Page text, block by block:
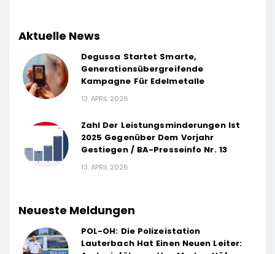
Aktuelle News
Degussa Startet Smarte,
Generationsübergreifende
Kampagne Für Edelmetalle
13. APRIL 2026
Zahl Der Leistungsminderungen Ist
2025 Gegenüber Dem Vorjahr
Gestiegen / BA-Presseinfo Nr. 13
13. APRIL 2026
Neueste Meldungen
POL-OH: Die Polizeistation
Lauterbach Hat Einen Neuen Leiter: